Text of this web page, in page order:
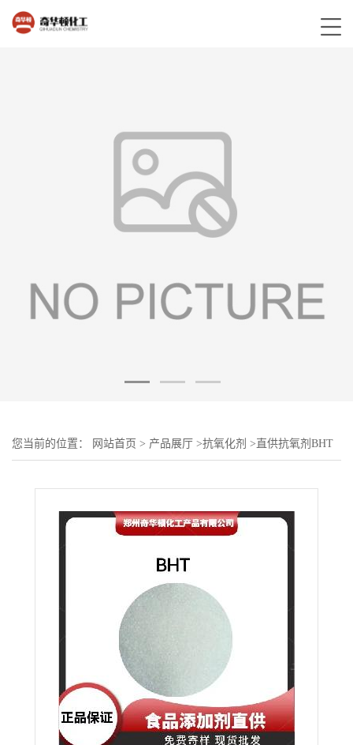
您当前的位置： 网站首页 > 产品展厅 >抗氧化剂 > 直供抗氧剂BHT